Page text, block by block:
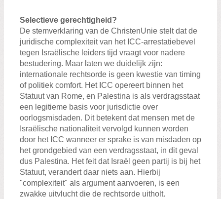
Selectieve gerechtigheid?
De stemverklaring van de ChristenUnie stelt dat de
juridische complexiteit van het ICC-arrestatiebevel
tegen Israëlische leiders tijd vraagt voor nadere
bestudering. Maar laten we duidelijk zijn:
internationale rechtsorde is geen kwestie van timing
of politiek comfort. Het ICC opereert binnen het
Statuut van Rome, en Palestina is als verdragsstaat
een legitieme basis voor jurisdictie over
oorlogsmisdaden. Dit betekent dat mensen met de
Israëlische nationaliteit vervolgd kunnen worden
door het ICC wanneer er sprake is van misdaden op
het grondgebied van een verdragsstaat, in dit geval
dus Palestina. Het feit dat Israël geen partij is bij het
Statuut, verandert daar niets aan. Hierbij
"complexiteit" als argument aanvoeren, is een
zwakke uitvlucht die de rechtsorde uitholt.